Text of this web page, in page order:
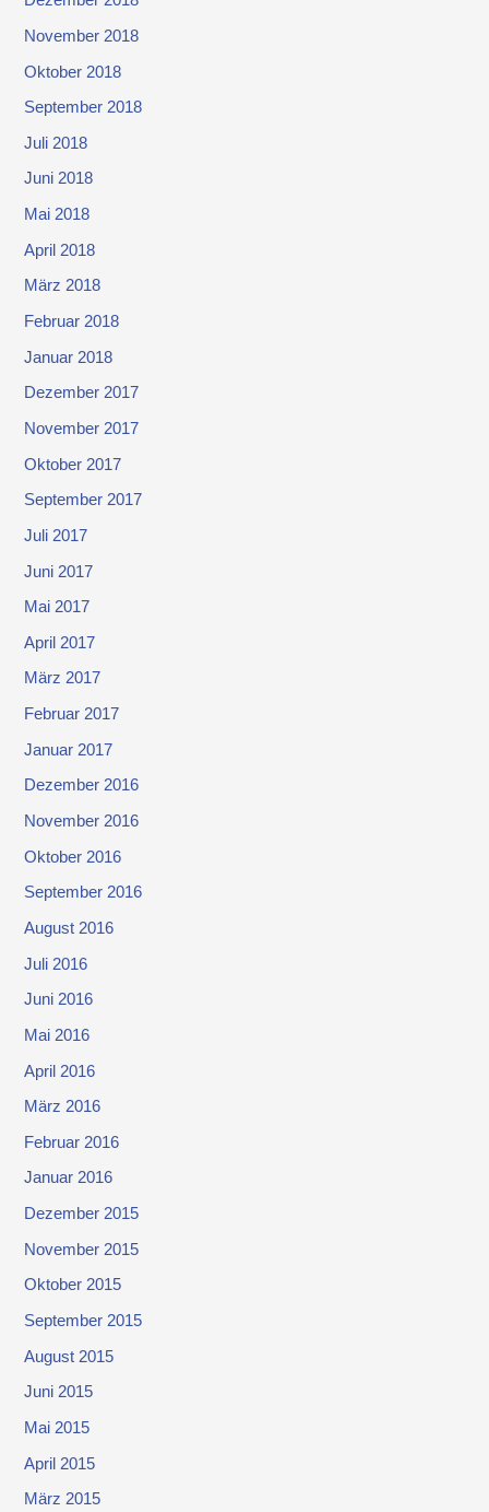
November 2018
Oktober 2018
September 2018
Juli 2018
Juni 2018
Mai 2018
April 2018
März 2018
Februar 2018
Januar 2018
Dezember 2017
November 2017
Oktober 2017
September 2017
Juli 2017
Juni 2017
Mai 2017
April 2017
März 2017
Februar 2017
Januar 2017
Dezember 2016
November 2016
Oktober 2016
September 2016
August 2016
Juli 2016
Juni 2016
Mai 2016
April 2016
März 2016
Februar 2016
Januar 2016
Dezember 2015
November 2015
Oktober 2015
September 2015
August 2015
Juni 2015
Mai 2015
April 2015
März 2015